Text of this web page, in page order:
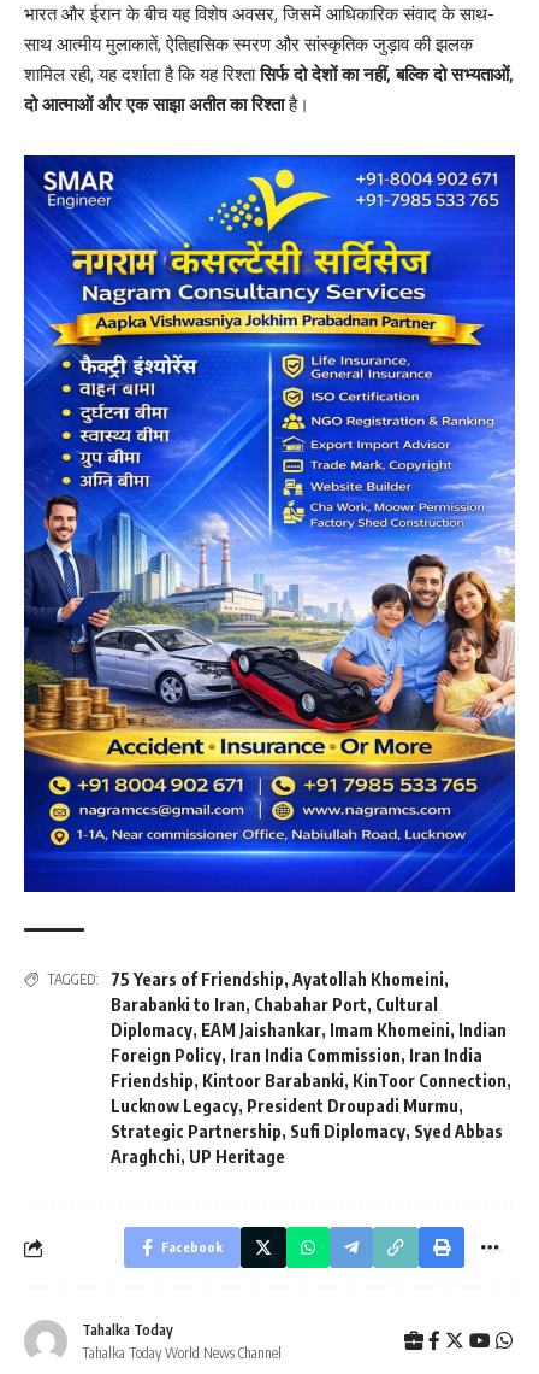
भारत और ईरान के बीच यह विशेष अवसर, जिसमें आधिकारिक संवाद के साथ-
साथ आत्मीय मुलाकातें, ऐतिहासिक स्मरण और सांस्कृतिक जुड़ाव की झलक
शामिल रही, यह दर्शाता है कि यह रिश्तासिर्फ दो देशों का नहीं, बल्कि दो सभ्यताओं,
दो आत्माओं और एक साझा अतीत का रिश्ताहै।
TAGGED: 75 Years of Friendship, Ayatollah Khomeini,
Barabanki to Iran, Chabahar Port, Cultural
Diplomacy, EAM Jaishankar, Imam Khomeini, Indian
Foreign Policy, Iran India Commission, Iran India
Friendship, Kintoor Barabanki, KinToor Connection,
Lucknow Legacy, President Droupadi Murmu,
Strategic Partnership, Sufi Diplomacy, Syed Abbas
Araghchi, UP Heritage
Facebook
Tahalka Today
Tahalka Today World News Channel